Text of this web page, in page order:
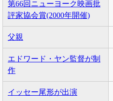
第66回ニューヨーク映画批
評家協会賞(2000年開催)
父親
エドワード・ヤン監督が制
作
イッセー尾形が出演